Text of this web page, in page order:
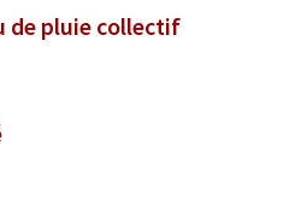
de pluie collectif